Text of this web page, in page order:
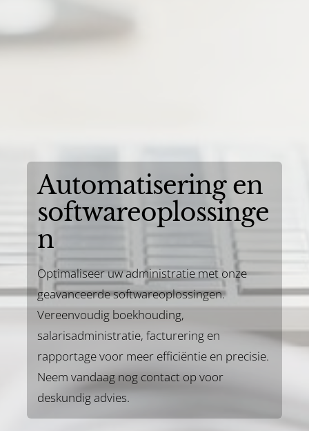
Automatisering en
softwareoplossinge
n
Optimaliseer uw administratie met onze
geavanceerde softwareoplossingen.
Vereenvoudig boekhouding,
salarisadministratie, facturering en
rapportage voor meer efficiëntie en precisie.
Neem vandaag nog contact op voor
deskundig advies.